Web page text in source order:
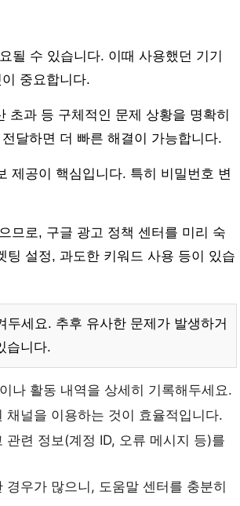
될 수 있습니다. 이때 사용했던 기기
중요합니다.
초과 등 구체적인 문제 상황을 명확히
달하면 더 빠른 해결이 가능합니다.
제공이 핵심입니다. 특히 비밀번호 변
므로, 구글 광고 정책 센터를 미리 숙
팅 설정, 과도한 키워드 사용 등이 있습
세요. 추후 유사한 문제가 발생하거
습니다.
나 활동 내역을 상세히 기록해두세요.
널을 이용하는 것이 효율적입니다.
련 정보(계정 ID, 오류 메시지 등)를
우가 많으니, 도움말 센터를 충분히